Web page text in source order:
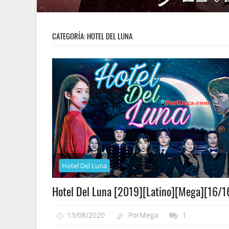
CATEGORÍA:HOTEL DEL LUNA
Hotel Del Luna
Hotel Del Luna [2019][Latino][Mega][16/
13/08/2020 PorMega 1